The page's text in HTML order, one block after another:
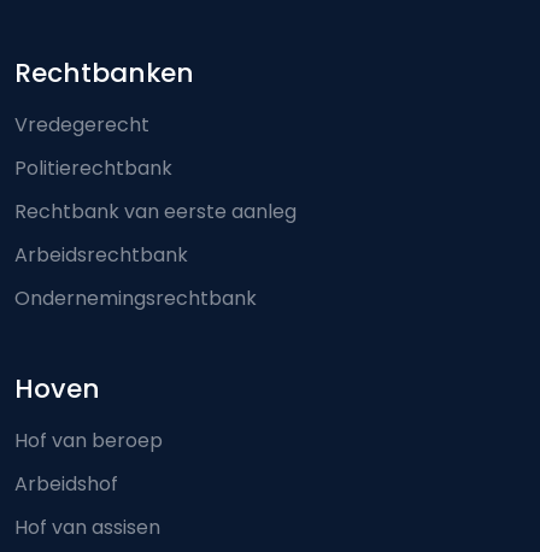
Footer-menu
Rechtbanken
Vredegerecht
Politierechtbank
Rechtbank van eerste aanleg
Arbeidsrechtbank
Ondernemingsrechtbank
Hoven
Hof van beroep
Arbeidshof
Hof van assisen